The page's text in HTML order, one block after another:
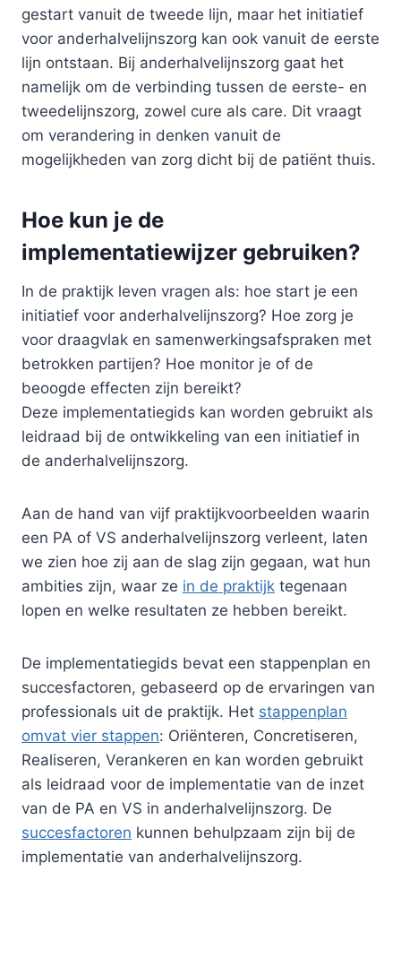
gestart vanuit de tweede lijn, maar het initiatief
voor anderhalvelijnszorg kan ook vanuit de eerste
lijn ontstaan. Bij anderhalvelijnszorg gaat het
namelijk om de verbinding tussen de eerste- en
tweedelijnszorg, zowel cure als care. Dit vraagt
om verandering in denken vanuit de
mogelijkheden van zorg dicht bij de patiënt thuis.
Hoe kun je de
implementatiewijzer gebruiken?
In de praktijk leven vragen als: hoe start je een
initiatief voor anderhalvelijnszorg? Hoe zorg je
voor draagvlak en samenwerkingsafspraken met
betrokken partijen? Hoe monitor je of de
beoogde effecten zijn bereikt?
Deze implementatiegids kan worden gebruikt als
leidraad bij de ontwikkeling van een initiatief in
de anderhalvelijnszorg.
Aan de hand van vijf praktijkvoorbeelden waarin
een PA of VS anderhalvelijnszorg verleent, laten
we zien hoe zij aan de slag zijn gegaan, wat hun
ambities zijn, waar ze in de praktijk tegenaan
lopen en welke resultaten ze hebben bereikt.
De implementatiegids bevat een stappenplan en
succesfactoren, gebaseerd op de ervaringen van
professionals uit de praktijk. Het stappenplan
omvat vier stappen: Oriënteren, Concretiseren,
Realiseren, Verankeren en kan worden gebruikt
als leidraad voor de implementatie van de inzet
van de PA en VS in anderhalvelijnszorg. De
succesfactoren kunnen behulpzaam zijn bij de
implementatie van anderhalvelijnszorg.